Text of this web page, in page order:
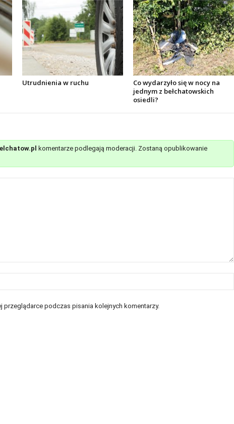
Utrudnienia w ruchu
Co wydarzyło się w nocy na
jednym z bełchatowskich
osiedli?
komentarze podlegają moderacji. Zostaną opublikowanie
przeglądarce podczas pisania kolejnych komentarzy.